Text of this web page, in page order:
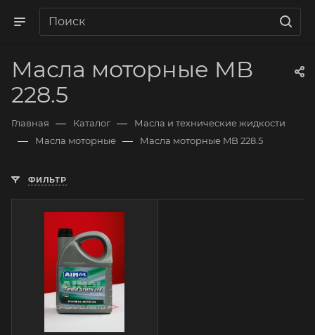
Масла моторные MB
228.5
Главная — Каталог — Масла и технические жидкости
— Масла моторные — Масла моторные MB 228.5
ФИЛЬТР